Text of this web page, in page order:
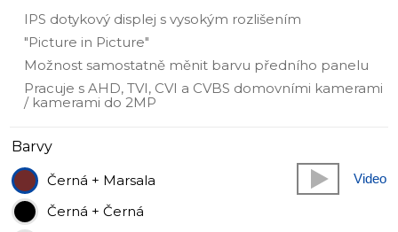
IPS dotykový displej s vysokým rozlišením
"Picture in Picture"
Možnost samostatně měnit barvu předního panelu
Pracuje s AHD, TVI, CVI a CVBS domovními kamerami
/ kamerami do 2MP
Barvy
Černá + Marsala
Černá + Černá
Video